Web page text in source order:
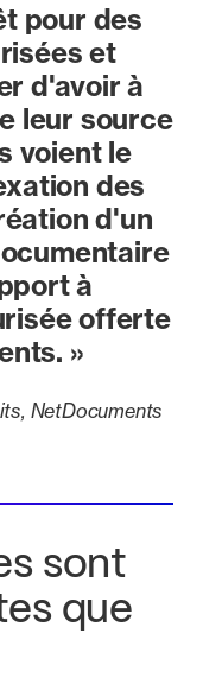
pour des
et
d'avoir à
leur source
voient le
des
d'un
à
offerte
»
NetDocuments
sont
que